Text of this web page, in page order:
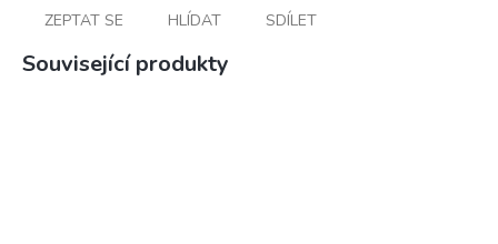
ZEPTAT SE HLÍDAT SDÍLET
Související produkty